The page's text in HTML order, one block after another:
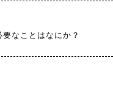
なことはなにか？